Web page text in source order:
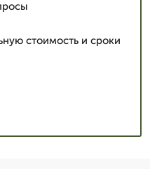
стоимость и сроки